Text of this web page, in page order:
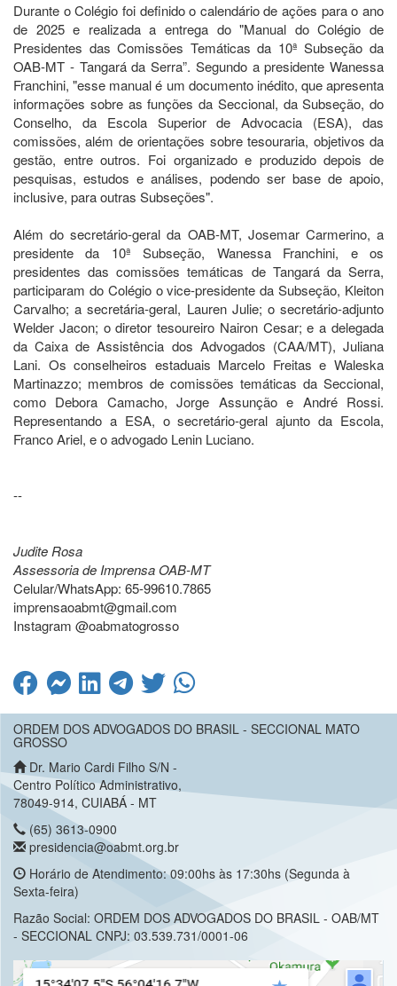
Durante o Colégio foi definido o calendário de ações para o ano
de 2025 e realizada a entrega do "Manual do Colégio de
Presidentes das Comissões Temáticas da 10ª Subseção da
OAB-MT - Tangará da Serra”. Segundo a presidente Wanessa
Franchini, "esse manual é um documento inédito, que apresenta
informações sobre as funções da Seccional, da Subseção, do
Conselho, da Escola Superior de Advocacia (ESA), das
comissões, além de orientações sobre tesouraria, objetivos da
gestão, entre outros. Foi organizado e produzido depois de
pesquisas, estudos e análises, podendo ser base de apoio,
inclusive, para outras Subseções".
Além do secretário-geral da OAB-MT, Josemar Carmerino, a
presidente da 10ª Subseção, Wanessa Franchini, e os
presidentes das comissões temáticas de Tangará da Serra,
participaram do Colégio o vice-presidente da Subseção, Kleiton
Carvalho; a secretária-geral, Lauren Julie; o secretário-adjunto
Welder Jacon; o diretor tesoureiro Nairon Cesar; e a delegada
da Caixa de Assistência dos Advogados (CAA/MT), Juliana
Lani. Os conselheiros estaduais Marcelo Freitas e Waleska
Martinazzo; membros de comissões temáticas da Seccional,
como Debora Camacho, Jorge Assunção e André Rossi.
Representando a ESA, o secretário-geral ajunto da Escola,
Franco Ariel, e o advogado Lenin Luciano.
--
Judite Rosa
Assessoria de Imprensa OAB-MT
Celular/WhatsApp: 65-99610.7865
imprensaoabmt@gmail.com
Instagram @oabmatogrosso
ORDEM DOS ADVOGADOS DO BRASIL - SECCIONAL MATO
GROSSO
Dr. Mario Cardi Filho S/N -
Centro Político Administrativo,
78049-914, CUIABÁ - MT
(65) 3613-0900
presidencia@oabmt.org.br
Horário de Atendimento: 09:00hs às 17:30hs (Segunda à
Sexta-feira)
Razão Social: ORDEM DOS ADVOGADOS DO BRASIL - OAB/MT
- SECCIONAL CNPJ: 03.539.731/0001-06